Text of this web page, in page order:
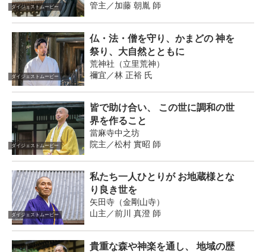
ダイジェストムービー
管主／加藤 朝胤 師
ダイジェストムービー
仏・法・僧を守り、かまどの 神を
祭り、大自然とともに
荒神社（立里荒神）
禰宜／林 正裕 氏
ダイジェストムービー
皆で助け合い、 この世に調和の世
界を作ること
當麻寺中之坊
院主／松村 實昭 師
ダイジェストムービー
私たち一人ひとりが お地蔵様とな
り良き世を
矢田寺（金剛山寺）
山主／前川 真澄 師
貴重な森や神楽を通し、 地域の歴